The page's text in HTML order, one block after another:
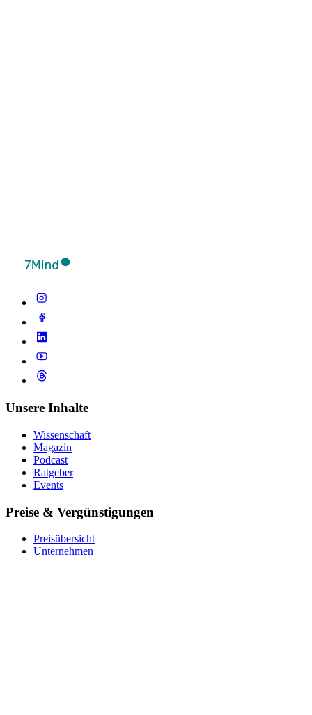
Unsere Inhalte
Wissenschaft
Magazin
Podcast
Ratgeber
Events
Preise & Vergünstigungen
Preisübersicht
Unternehmen